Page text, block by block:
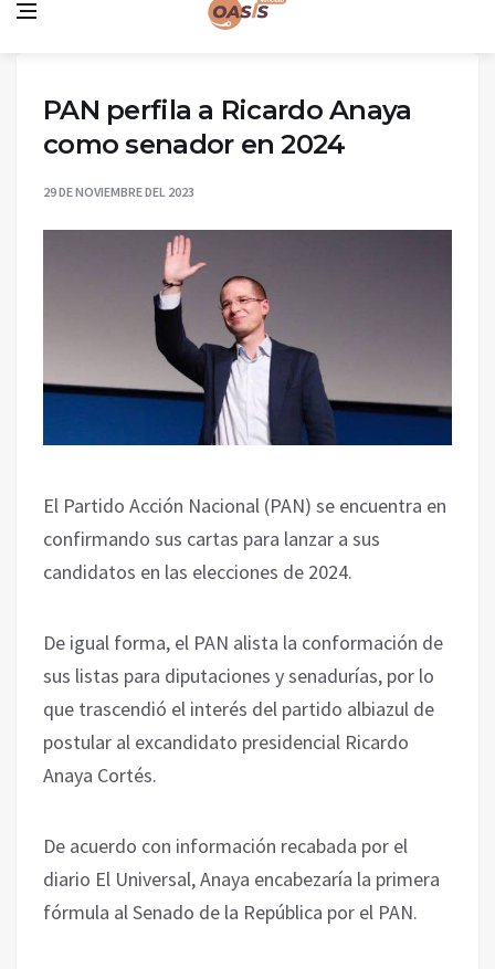
PAN perfila a Ricardo Anaya
como senador en 2024
29 DE NOVIEMBRE DEL 2023
El Partido Acción Nacional (PAN) se encuentra en
confirmando sus cartas para lanzar a sus
candidatos en las elecciones de 2024.
De igual forma, el PAN alista la conformación de
sus listas para diputaciones y senadurías, por lo
que trascendió el interés del partido albiazul de
postular al excandidato presidencial Ricardo
Anaya Cortés.
De acuerdo con información recabada por el
diario El Universal, Anaya encabezaría la primera
fórmula al Senado de la República por el PAN.